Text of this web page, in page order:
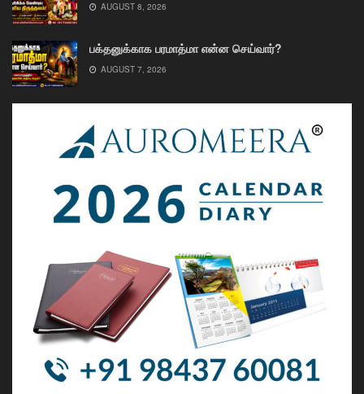
AUGUST 8, 2026
பக்தனுக்காக பரமாத்மா என்ன செய்வார்?
AUGUST 7, 2026